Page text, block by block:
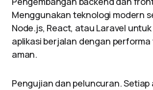
Menggunakan teknologi modern
Node.js, React, atau Laravel
aplikasi berjalan dengan
aman.
Pengujian dan peluncuran. Setiap